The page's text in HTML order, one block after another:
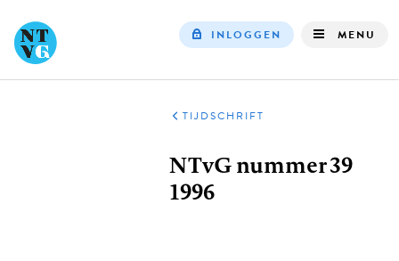
INLOGGEN MENU
TIJDSCHRIFT
NTvG nummer 39
1996